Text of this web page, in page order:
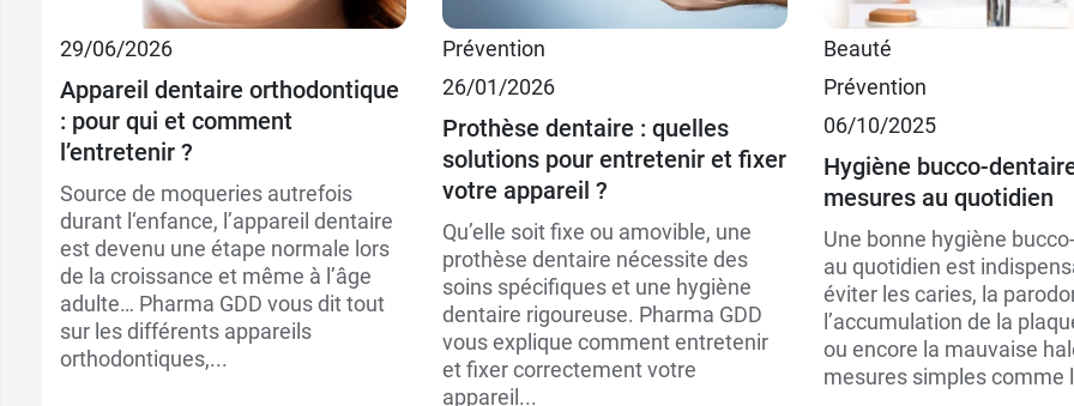
29/06/2026
Appareil dentaire orthodontique
: pour qui et comment
l’entretenir ?
Source de moqueries autrefois
durant l‘enfance, l’appareil dentaire
est devenu une étape normale lors
de la croissance et même à l’âge
adulte… Pharma GDD vous dit tout
sur les différents appareils
orthodontiques,...
Prévention
26/01/2026
Prothèse dentaire : quelles
solutions pour entretenir et fixer
votre appareil ?
Qu’elle soit fixe ou amovible, une
prothèse dentaire nécessite des
soins spécifiques et une hygiène
dentaire rigoureuse. Pharma GDD
vous explique comment entretenir
et fixer correctement votre
appareil...
Beauté
Prévention
06/10/2025
Hygiène bucco-
mesures au quotidien
Une bonne hygiène
au quotidien est
éviter les caries, la
l’accumulation de la
ou encore la mauvaise
mesures simples comme